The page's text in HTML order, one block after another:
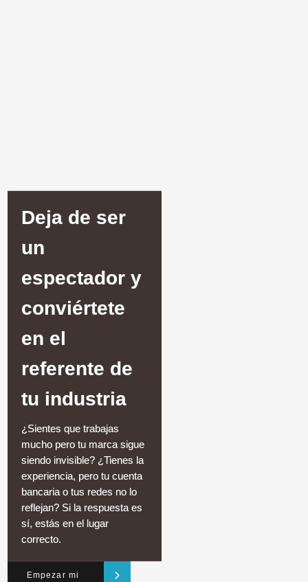
Deja de ser
un
espectador y
conviértete
en el
referente de
tu industria
¿Sientes que trabajas
mucho pero tu marca sigue
siendo invisible? ¿Tienes la
experiencia, pero tu cuenta
bancaria o tus redes no lo
reflejan? Si la respuesta es
sí, estás en el lugar
correcto.
Empezar mi